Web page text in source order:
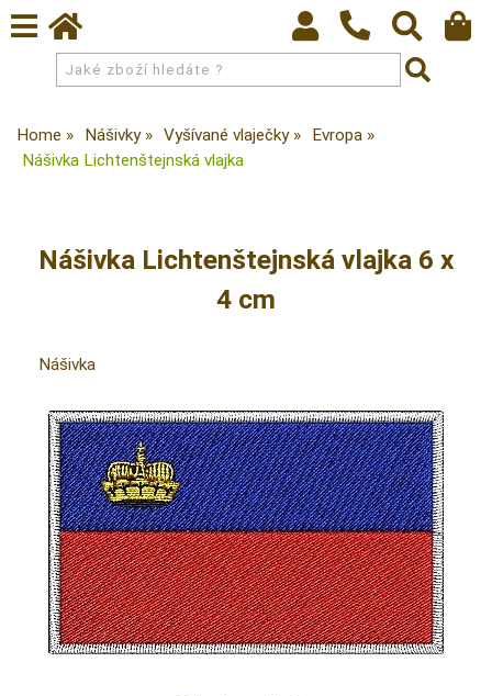
Home Nášivky Vyšívané vlaječky
Evropa
Nášivka Lichtenštejnská vlajka
Nášivka Lichtenštejnská vlajka 6 x
4 cm
Nášivka